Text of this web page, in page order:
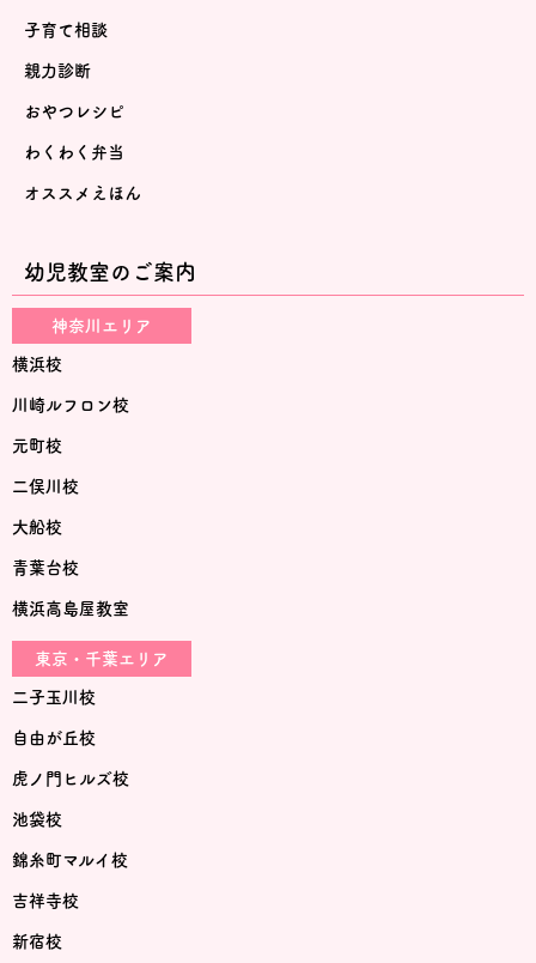
子育て相談
親力診断
おやつレシピ
わくわく弁当
オススメえほん
幼児教室のご案内
神奈川エリア
横浜校
川崎ルフロン校
元町校
二俣川校
大船校
青葉台校
横浜高島屋教室
東京・千葉エリア
二子玉川校
自由が丘校
虎ノ門ヒルズ校
池袋校
錦糸町マルイ校
吉祥寺校
新宿校